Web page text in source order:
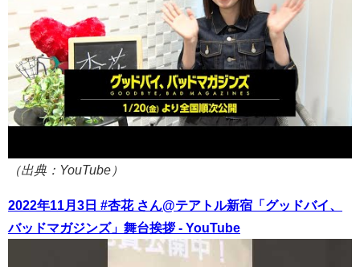
（出典：YouTube）
2022年11月3日 #杏花 さん@テアトル新宿「グッドバイ、
バッドマガジンズ」舞台挨拶 - YouTube